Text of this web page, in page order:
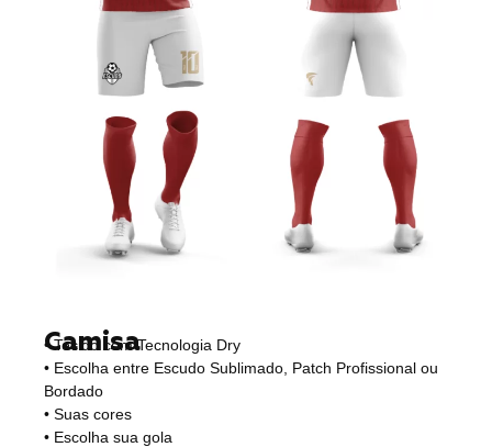
Camisa
• Tecido com Tecnologia Dry
• Escolha entre Escudo Sublimado, Patch Profissional ou
Bordado
• Suas cores
• Escolha sua gola